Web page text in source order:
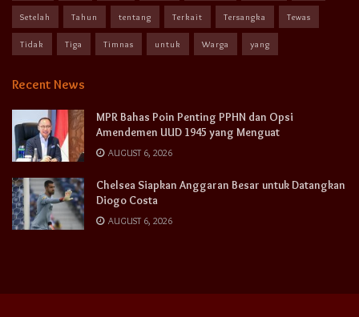
Setelah Tahun tentang Terkait Tersangka Tewas
Tidak Tiga Timnas untuk Warga yang
Recent News
MPR Bahas Poin Penting PPHN dan Opsi
Amendemen UUD 1945 yang Menguat
AUGUST 6, 2026
Chelsea Siapkan Anggaran Besar untuk Datangkan
Diogo Costa
AUGUST 6, 2026